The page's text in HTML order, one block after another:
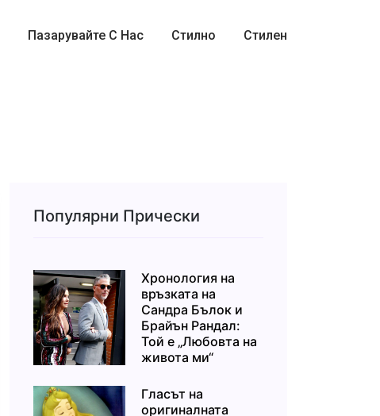
Пазарувайте С Нас Стилно Стилен
Популярни Прически
Хронология на
връзката на
Сандра Бълок и
Брайън Рандал:
Той е „Любовта на
живота ми“
Гласът на
оригиналната